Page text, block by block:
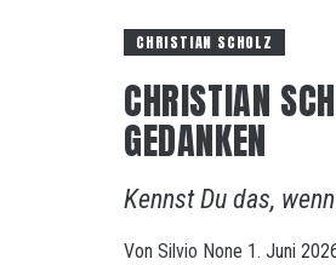
CHRISTIAN SCHOLZ
CHRISTIAN
GEDANKEN
Kennst Du das,
Von Silvio None 1. Juni